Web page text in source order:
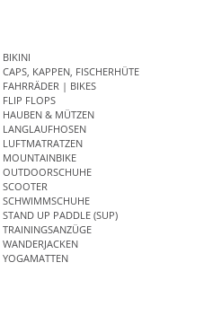
BIKINI
CAPS, KAPPEN, FISCHERHÜTE
FAHRRÄDER | BIKES
FLIP FLOPS
HAUBEN & MÜTZEN
LANGLAUFHOSEN
LUFTMATRATZEN
MOUNTAINBIKE
OUTDOORSCHUHE
SCOOTER
SCHWIMMSCHUHE
STAND UP PADDLE (SUP)
TRAININGSANZÜGE
WANDERJACKEN
YOGAMATTEN